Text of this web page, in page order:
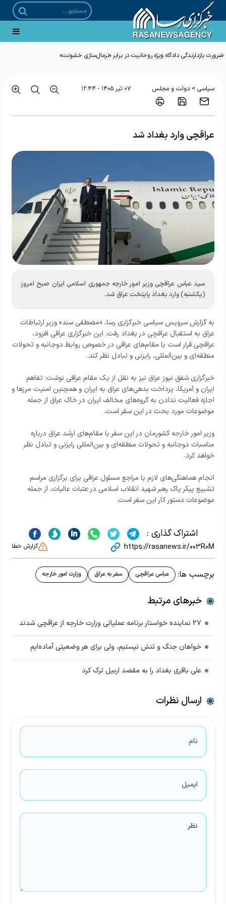
ضرورت بازدارندگی دادگاه ویژه روحانیت در برابر «نرمال‌سازی خشونت»
سیاسی > دولت و مجلس ۰۷ تير ۱۴۰۵ - ۱۲:۴۴
عراقچی وارد بغداد شد
سید عباس عراقچی وزیر امور خارجه جمهوری اسلامی ایران صبح امروز
(یکشنبه) وارد بغداد پایتخت عراق شد.
به گزارش سرویس سیاسی خبرگزاری رسا، «مصطفی سند» وزیر ارتباطات
عراق به استقبال عراقچی در بغداد رفت. این خبرگزاری عراقی افزود،
عراقچی قرار است با مقام‌های عراقی در خصوص روابط دوجانبه و تحولات
منطقه‌ای و بین‌المللی، رایزنی و تبادل نظر کند.
خبرگزاری شفق نیوز عراق نیز به نقل از یک مقام عراقی نوشت: تفاهم
ایران و آمریکا، پرداخت بدهی‌های عراق به ایران و همچنین امنیت مرز‌ها و
اجازه فعالیت ندادن به گروه‌های مخالف ایران در خاک عراق از جمله
موضوعات مورد بحث در این سفر است.
وزیر امور خارجه کشورمان در این سفر با مقام‌های ارشد عراق درباره
مناسبات دوجانبه و تحولات منطقه‌ای و بین‌المللی رایزنی و تبادل نظر
خواهد کرد.
انجام هماهنگی‌های لازم با مراجع مسئول عراقی برای برگزاری مراسم
تشییع پیکر پاک رهبر شهید انقلاب اسلامی در عتبات عالیات، از جمله
موضوعات دستور کار این سفر است.
اشتراک گذاری :
https://rasanews.ir/003R0M گزارش خطا
برچسب ها: عباس عراقچی سفر به عراق وزارت امور خارجه
خبرهای مرتبط
۲۷ نماینده خواستار برنامه عملیاتی وزارت خارجه از عراقچی شدند
خواهان جنگ و تنش نیستیم، ولی برای هر وضعیتی آماده‌ایم
علی باقری بغداد را به مقصد اربیل ترک کرد
ارسال نظرات